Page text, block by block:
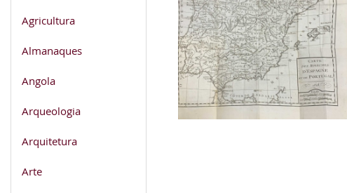
Agricultura
Almanaques
Angola
Arqueologia
Arquitetura
Arte